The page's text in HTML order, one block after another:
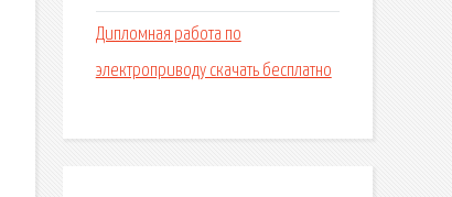
Дипломная работа по
электроприводу скачать бесплатно